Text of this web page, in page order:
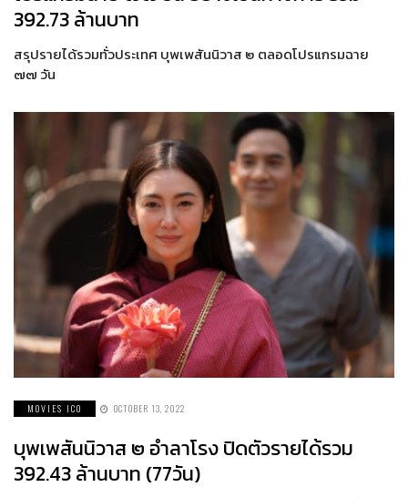
392.73 ล้านบาท
สรุปรายได้รวมทั่วประเทศ บุพเพสันนิวาส ๒ ตลอดโปรแกรมฉาย
๗๗ วัน
MOVIES ICO OCTOBER 13, 2022
บุพเพสันนิวาส ๒ อำลาโรง ปิดตัวรายได้รวม
392.43 ล้านบาท (77วัน)